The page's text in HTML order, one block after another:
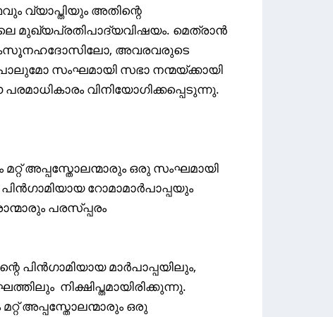
വ്യാപ്തിയും അതിന്റെ
മുഖ്യപ്രതിപാദ്യവിഷയം. മെത്രാൻ
അവരവരുടെ
സംഘമായി സഭാ നന്മയ്ക്കായി
വിനിയോഗിക്കപ്പെടുന്നു.
അപ്പസ്തോലന്മാരും ഒരു സംഘമായി
റോമാമാർപാപ്പയും
പരസ്പ്പരം
പിൻഗാമിയായ മാർപാപ്പയിലും,
നിക്ഷിപ്തമായിരിക്കുന്നു.
അപ്പസ്തോലന്മാരും ഒരു